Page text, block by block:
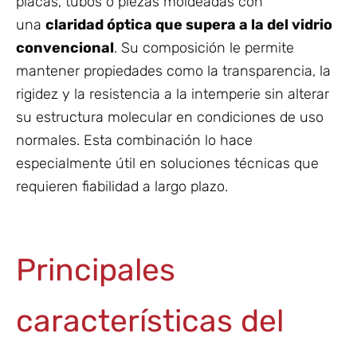
una claridad óptica que supera a la del vidrio
convencional. Su composición le permite
mantener propiedades como la transparencia, la
rigidez y la resistencia a la intemperie sin alterar
su estructura molecular en condiciones de uso
normales. Esta combinación lo hace
especialmente útil en soluciones técnicas que
requieren fiabilidad a largo plazo.
Principales
características del